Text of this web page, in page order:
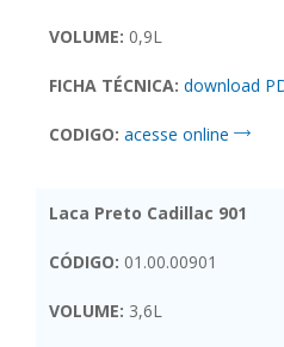
VOLUME: 0,9L
FICHA TÉCNICA: download
CODIGO: acesse online
Laca Preto Cadillac 901
CÓDIGO: 01.00.00901
VOLUME: 3,6L